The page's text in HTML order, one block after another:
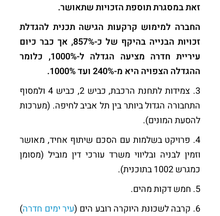
זאת במסגרת תוספת הזכויות שתאושר.
החברה למימוש קרקעות הגישה תכנית להגדלת
זכויות הבנייה בהיקף של כ-857%, אך כבר כיום
עיריית חדרה מציעה הגדלה ל-1000%, כלומר
ההגדלה הצפויה היא מ-240% ועד 1000%.
3. צמידות לתחנת הרכבת, כביש 2, כביש 4 ולמסוף
התחבורה הגדול ביותר בין תל אביב לחיפה. (מערכות
להסעת המונים).
4. פרויקט בשלמות עם הסכם שיתוף אחיד, מאושר
וזמין לבניה ובליווי משרד עורכי דין מוביל (מסומן
כמגרש 1002 בתוכנית).
5. חמש דקות מהים.
6. קרבה לשכונת היוקרה רובע הים (
עיר ימים חדרה)